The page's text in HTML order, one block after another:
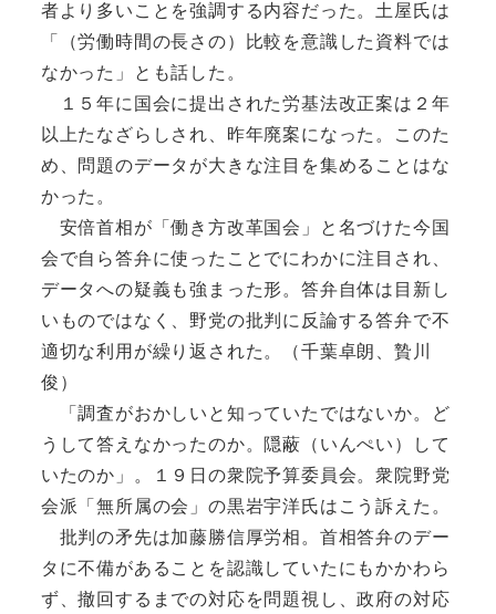
者より多いことを強調する内容だった。土屋氏は
「（労働時間の長さの）比較を意識した資料では
なかった」とも話した。
１５年に国会に提出された労基法改正案は２年
以上たなざらしされ、昨年廃案になった。このた
め、問題のデータが大きな注目を集めることはな
かった。
安倍首相が「働き方改革国会」と名づけた今国
会で自ら答弁に使ったことでにわかに注目され、
データへの疑義も強まった形。答弁自体は目新し
いものではなく、野党の批判に反論する答弁で不
適切な利用が繰り返された。（千葉卓朗、贄川
俊）
「調査がおかしいと知っていたではないか。ど
うして答えなかったのか。隠蔽（いんぺい）して
いたのか」。１９日の衆院予算委員会。衆院野党
会派「無所属の会」の黒岩宇洋氏はこう訴えた。
批判の矛先は加藤勝信厚労相。首相答弁のデー
タに不備があることを認識していたにもかかわら
ず、撤回するまでの対応を問題視し、政府の対応